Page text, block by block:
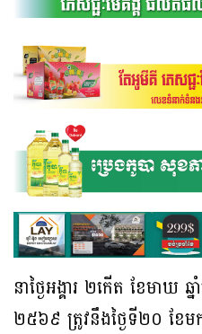
នាថ្ងៃអង្គារ ២កើត ខែមាឃ
២៥៦៩ ត្រូវនឹងថ្ងៃទី២០ ខែម